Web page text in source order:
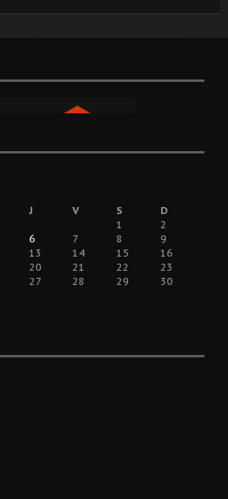
J V S
D
1
2
6 7 8
9
13 14 15
16
20 21 22
23
27 28 29
30